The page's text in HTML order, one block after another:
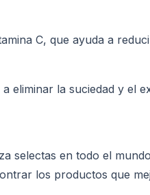
C, que ayuda a
la suciedad y el
selectas en todo el
los productos que